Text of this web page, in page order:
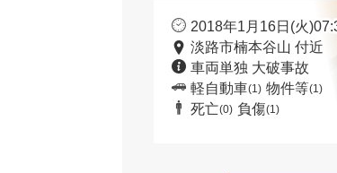
2018年1月16日(火
淡路市楠本谷山 付近
車両単独 大破事故
軽自動車(1) 物件等(1)
死亡(0) 負傷(1)